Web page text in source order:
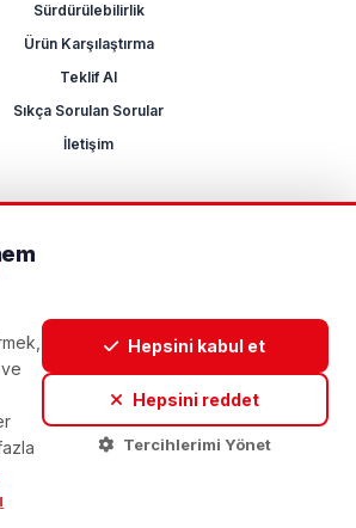
Hepsini kabul et
Hepsini reddet
Tercihlerimi Yönet
Sürdürülebilirlik
Ürün Karşılaştırma
Teklif Al
Sıkça Sorulan Sorular
İletişim